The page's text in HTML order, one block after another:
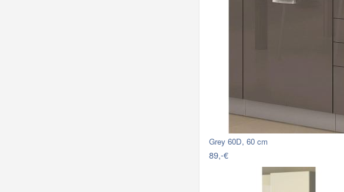
Grey 60D, 60 cm
89,-€